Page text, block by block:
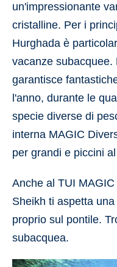
un'impressionante
cristalline. Per i
Hurghada è
vacanze subacquee.
garantisce
l'anno, durante le
specie diverse di
interna MAGIC
per grandi e piccini
Anche al TUI
Sheikh ti aspetta
proprio sul pontile.
subacquea.